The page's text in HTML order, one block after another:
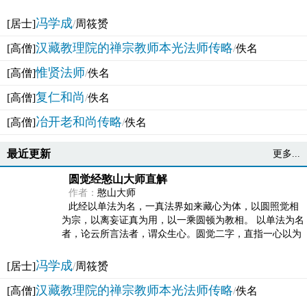
[居士]冯学成/周筱赟
[高僧]汉藏教理院的禅宗教师本光法师传略/佚名
[高僧]惟贤法师/佚名
[高僧]复仁和尚/佚名
[高僧]冶开老和尚传略/佚名
最近更新 更多...
圆觉经憨山大师直解
作者： 憨山大师
此经以单法为名，一真法界如来藏心为体，以圆照觉相
为宗，以离妄证真为用，以一乘圆顿为教相。 以单法为名
者，论云所言法者，谓众生心。圆觉二字，直指一心以为
[居士]冯学成/周筱赟
[高僧]汉藏教理院的禅宗教师本光法师传略/佚名